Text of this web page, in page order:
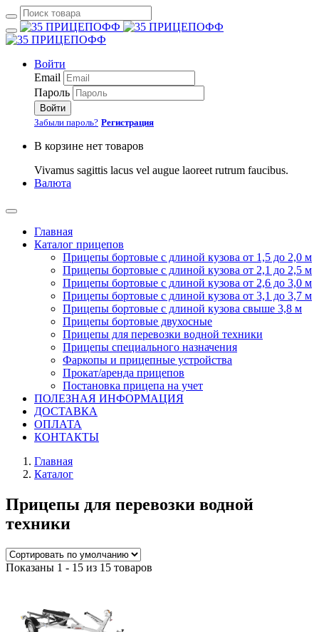
Войти
Email
Пароль
Войти
Забыли пароль? Регистрация
В корзине нет товаров
Vivamus sagittis lacus vel augue laoreet rutrum faucibus.
Валюта
Главная
Каталог прицепов
Прицепы бортовые с длиной кузова от 1,5 до 2,0 м
Прицепы бортовые с длиной кузова от 2,1 до 2,5 м
Прицепы бортовые с длиной кузова от 2,6 до 3,0 м
Прицепы бортовые с длиной кузова от 3,1 до 3,7 м
Прицепы бортовые с длиной кузова свыше 3,8 м
Прицепы бортовые двухосные
Прицепы для перевозки водной техники
Прицепы специального назначения
Фаркопы и прицепные устройства
Прокат/аренда прицепов
Постановка прицепа на учет
ПОЛЕЗНАЯ ИНФОРМАЦИЯ
ДОСТАВКА
ОПЛАТА
КОНТАКТЫ
Главная
Каталог
Прицепы для перевозки водной
техники
Показаны 1 - 15 из 15 товаров